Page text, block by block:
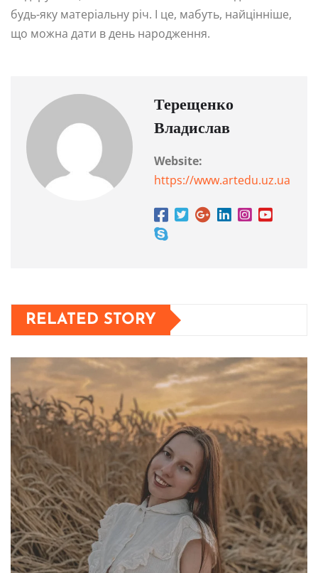
будь-яку матеріальну річ. І це, мабуть, найцінніше,
що можна дати в день народження.
Терещенко
Владислав
Website:
https://www.artedu.uz.ua
RELATED STORY